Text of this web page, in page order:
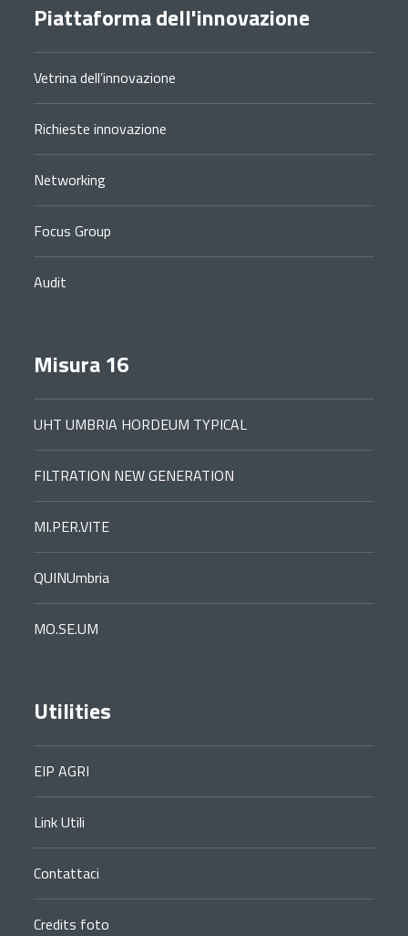
Piattaforma dell'innovazione
Vetrina dell’innovazione
Richieste innovazione
Networking
Focus Group
Audit
Misura 16
UHT UMBRIA HORDEUM TYPICAL
FILTRATION NEW GENERATION
MI.PER.VITE
QUINUmbria
MO.SE.UM
Utilities
EIP AGRI
Link Utili
Contattaci
Credits foto